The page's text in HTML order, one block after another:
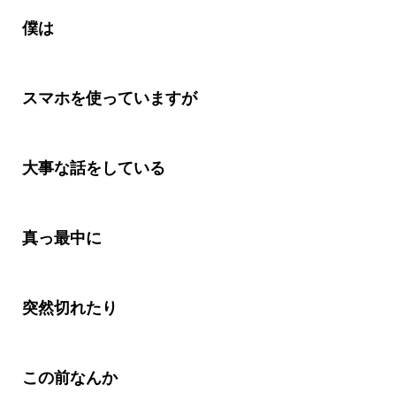
僕は
スマホを使っていますが
大事な話をしている
真っ最中に
突然切れたり
この前なんか